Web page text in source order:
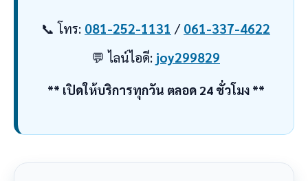
📞 โทร: 081-252-1131 / 061-337-4622
💬 ไลน์ไอดี: joy299829
** เปิดให้บริการทุกวัน ตลอด 24 ชั่วโมง **